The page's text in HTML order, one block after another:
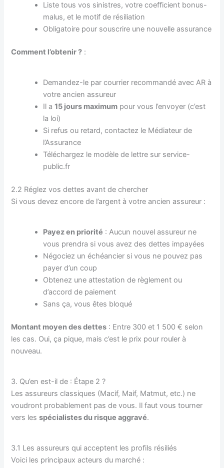
Liste tous vos sinistres, votre coefficient bonus-
malus, et le motif de résiliation
Obligatoire pour souscrire une nouvelle assurance
Comment l’obtenir ? :
Demandez-le par courrier recommandé avec AR à
votre ancien assureur
Il a15 jours maximum pour vous l’envoyer (c’est
la loi)
Si refus ou retard, contactez le Médiateur de
l’Assurance
Téléchargez le modèle de lettre sur service-
public.fr
2.2 Réglez vos dettes avant de chercher
Si vous devez encore de l’argent à votre ancien assureur :
Payez en priorité : Aucun nouvel assureur ne
vous prendra si vous avez des dettes impayées
Négociez un échéancier si vous ne pouvez pas
payer d’un coup
Obtenez une attestation de règlement ou
d’accord de paiement
Sans ça, vous êtes bloqué
Montant moyen des dettes : Entre 300 et 1 500 € selon
les cas. Oui, ça pique, mais c’est le prix pour rouler à
nouveau.
3. Qu’en est-il de : Étape 2 ?
Les assureurs classiques (Macif, Maif, Matmut, etc.) ne
voudront probablement pas de vous. Il faut vous tourner
vers lesspécialistes du risque aggravé.
3.1 Les assureurs qui acceptent les profils résiliés
Voici les principaux acteurs du marché :